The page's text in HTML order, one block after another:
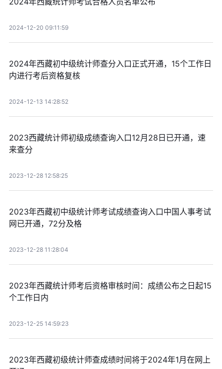
2024-12-20 09:11:59
2024年西藏初中级统计师查分入口正式开通，15个工作日
内进行考后资格复核
2024-12-13 14:28:52
2023西藏统计师初级成绩查询入口12月28日已开通，速
来查分
2023-12-28 12:58:25
2023年西藏初中级统计师考试成绩查询入口中国人事考试
网已开通，72分及格
2023-12-28 11:28:04
2023年西藏统计师考后资格审核时间：成绩公布之日起15
个工作日内
2023-12-25 14:59:23
2023年西藏初级统计师查成绩时间将于2024年1月在网上